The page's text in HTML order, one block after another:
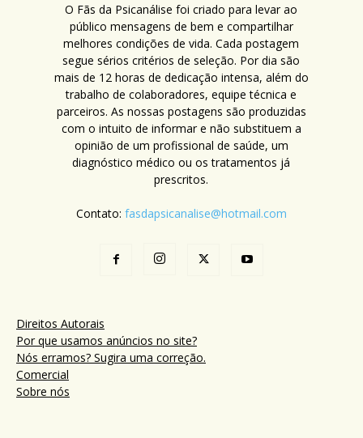
O Fãs da Psicanálise foi criado para levar ao
público mensagens de bem e compartilhar
melhores condições de vida. Cada postagem
segue sérios critérios de seleção. Por dia são
mais de 12 horas de dedicação intensa, além do
trabalho de colaboradores, equipe técnica e
parceiros. As nossas postagens são produzidas
com o intuito de informar e não substituem a
opinião de um profissional de saúde, um
diagnóstico médico ou os tratamentos já
prescritos.
Contato: fasdapsicanalise@hotmail.com
Direitos Autorais
Por que usamos anúncios no site?
Nós erramos? Sugira uma correção.
Comercial
Sobre nós